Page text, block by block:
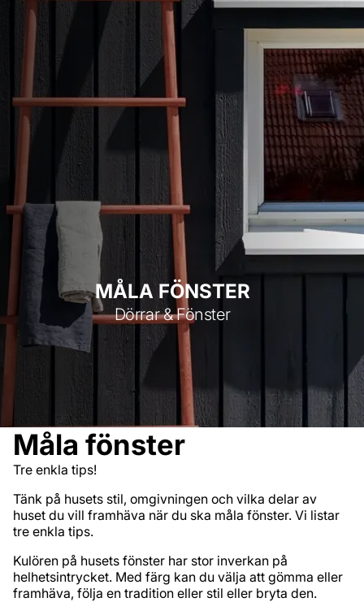
MÅLA FÖNSTER
Dörrar & Fönster
Måla fönster
Tre enkla tips!
Tänk på husets stil, omgivningen och vilka delar av
huset du vill framhäva när du ska måla fönster. Vi listar
tre enkla tips.
Kulören på husets fönster har stor inverkan på
helhetsintrycket. Med färg kan du välja att gömma eller
framhäva, följa en tradition eller stil eller bryta den.